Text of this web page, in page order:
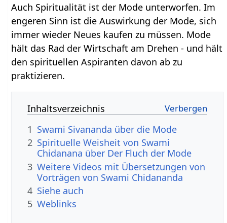
Auch Spiritualität ist der Mode unterworfen. Im
engeren Sinn ist die Auswirkung der Mode, sich
immer wieder Neues kaufen zu müssen. Mode
hält das Rad der Wirtschaft am Drehen - und hält
den spirituellen Aspiranten davon ab zu
praktizieren.
Inhaltsverzeichnis
1 Swami Sivananda über die Mode
2 Spirituelle Weisheit von Swami
Chidanana über Der Fluch der Mode
3 Weitere Videos mit Übersetzungen von
Vorträgen von Swami Chidananda
4 Siehe auch
5 Weblinks